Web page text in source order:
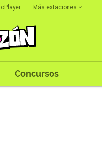
Más estaciones
Concursos